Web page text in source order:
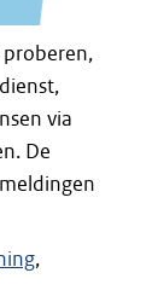
proberen,
via
De